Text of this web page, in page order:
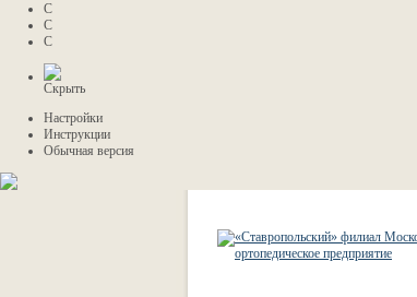
C
C
C
Скрыть
Настройки
Инструкции
Обычная версия